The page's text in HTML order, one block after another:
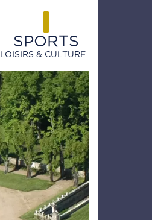
SPORTS
LOISIRS & CULTURE